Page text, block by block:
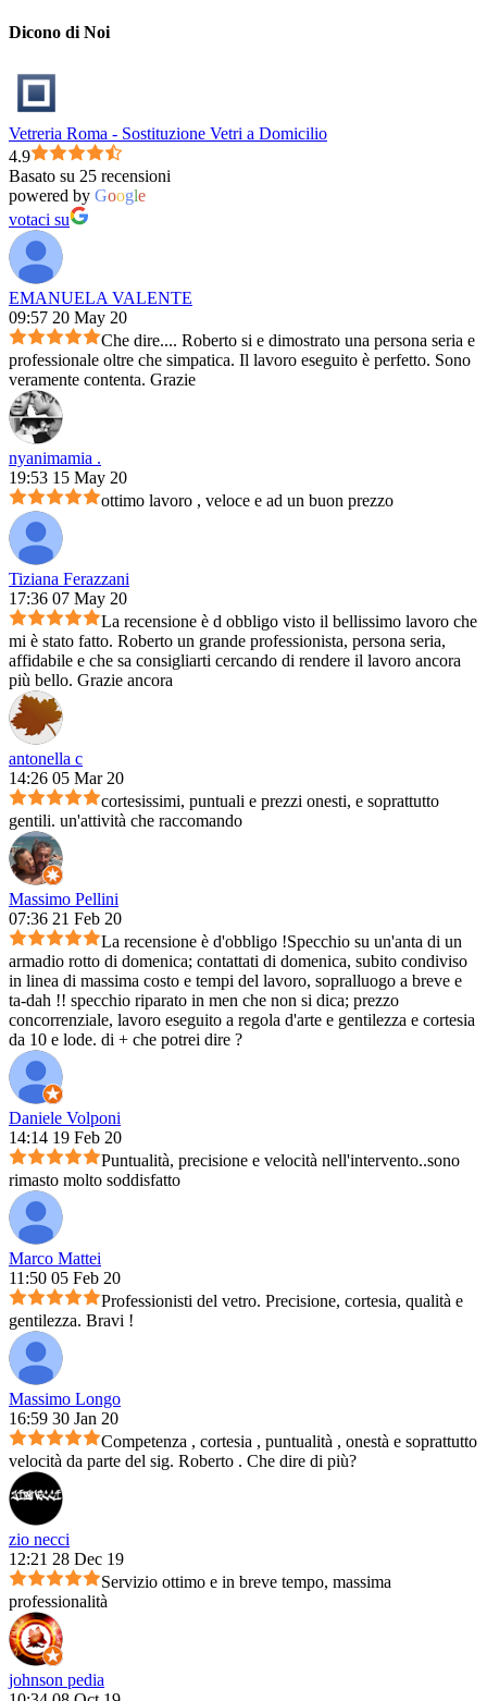
Dicono di Noi
Vetreria Roma - Sostituzione Vetri a Domicilio
4.9
Basato su 25 recensioni
powered by Google
votaci su
EMANUELA VALENTE
09:57 20 May 20
Che dire.... Roberto si e dimostrato una persona seria e
professionale oltre che simpatica. Il lavoro eseguito è perfetto. Sono
veramente contenta. Grazie
nyanimamia .
19:53 15 May 20
ottimo lavoro , veloce e ad un buon prezzo
Tiziana Ferazzani
17:36 07 May 20
La recensione è d obbligo visto il bellissimo lavoro che
mi è stato fatto. Roberto un grande professionista, persona seria,
affidabile e che sa consigliarti cercando di rendere il lavoro ancora
più bello. Grazie ancora
antonella c
14:26 05 Mar 20
cortesissimi, puntuali e prezzi onesti, e soprattutto
gentili. un'attività che raccomando
Massimo Pellini
07:36 21 Feb 20
La recensione è d'obbligo !Specchio su un'anta di un
armadio rotto di domenica; contattati di domenica, subito condiviso
in linea di massima costo e tempi del lavoro, sopralluogo a breve e
ta-dah !! specchio riparato in men che non si dica; prezzo
concorrenziale, lavoro eseguito a regola d'arte e gentilezza e cortesia
da 10 e lode. di + che potrei dire ?
Daniele Volponi
14:14 19 Feb 20
Puntualità, precisione e velocità nell'intervento..sono
rimasto molto soddisfatto
Marco Mattei
11:50 05 Feb 20
Professionisti del vetro. Precisione, cortesia, qualità e
gentilezza. Bravi !
Massimo Longo
16:59 30 Jan 20
Competenza , cortesia , puntualità , onestà e soprattutto
velocità da parte del sig. Roberto . Che dire di più?
zio necci
12:21 28 Dec 19
Servizio ottimo e in breve tempo, massima
professionalità
johnson pedia